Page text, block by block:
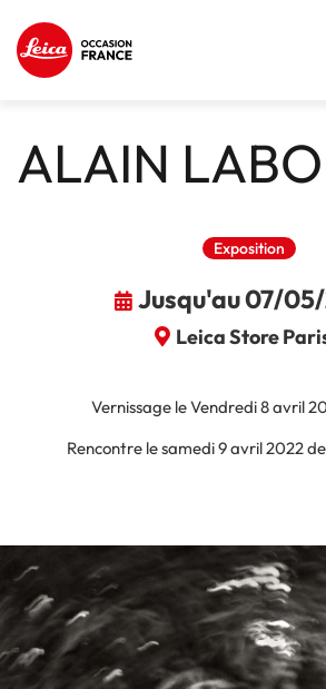
ALAIN
Exposition
Jusqu'au 07/
Leica Store
Vernissage le Vendredi 8 avril
Rencontre le samedi 9 avril 2022